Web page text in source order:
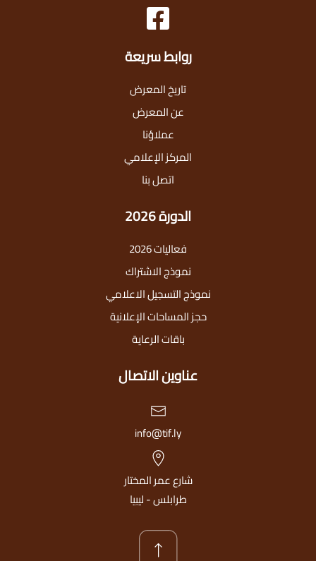
روابط سريعة
تاريخ المعرض
عن المعرض
عملاؤنا
المركز الإعلامي
اتصل بنا
الدورة 2026
فعاليات 2026
نموذج الاشتراك
نموذج التسجيل الاعلامي
حجز المساحات الإعلانية
باقات الرعاية
عناوين الاتصال
info@tif.ly
شارع عمر المختار
طرابلس - ليبيا